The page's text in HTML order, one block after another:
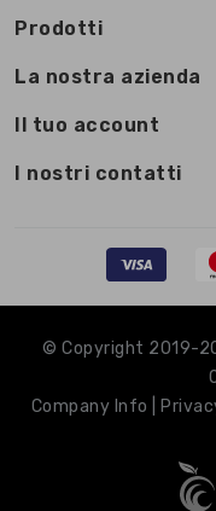
Prodotti
La nostra azienda
Il tuo account
I nostri contatti
© Copyright 2019-
Company Info